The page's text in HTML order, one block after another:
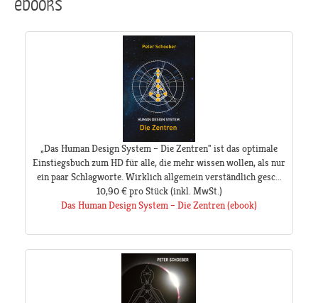
„Das Human Design System – Die Zentren" ist das optimale
Einstiegsbuch zum HD für alle, die mehr wissen wollen, als nur
ein paar Schlagworte. Wirklich allgemein verständlich gesc...
10,90 € pro Stück(inkl. MwSt.)
Das Human Design System – Die Zentren (ebook)